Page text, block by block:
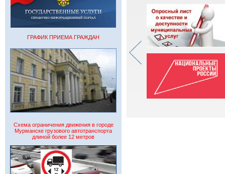
ГРАФИК ПРИЕМА ГРАЖДАН
Схема ограничения движения в городе
Мурманске грузового автотранспорта
длиной более 12 метров